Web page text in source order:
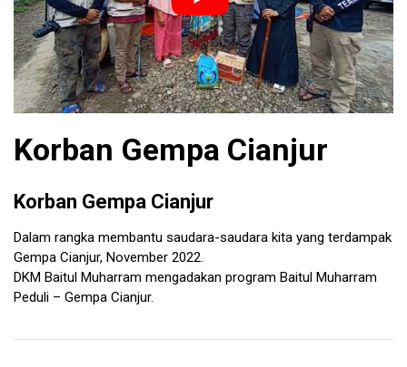
Korban Gempa Cianjur
Korban Gempa Cianjur
Dalam rangka membantu saudara-saudara kita yang terdampak
Gempa Cianjur, November 2022.
DKM Baitul Muharram mengadakan program Baitul Muharram
Peduli – Gempa Cianjur.